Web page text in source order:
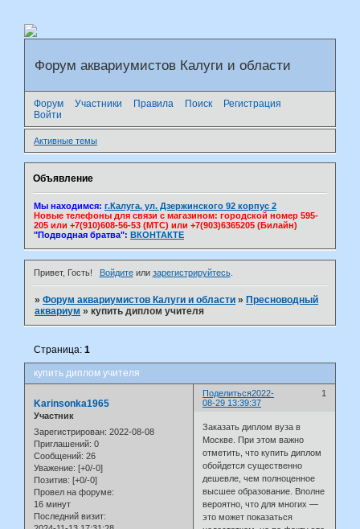
Форум аквариумистов Калуги и области
Форум Участники Правила Поиск
Регистрация
Войти
Активные темы
Объявление
Мы находимся: г.Калуга, ул. Дзержинского 92 корпус 2
Новые телефоны для связи с магазином: городской номер 595-
205 или +7(910)608-56-53 (МТС) или +7(903)6365205 (Билайн)
"Подводная братва": ВКОНТАКТЕ
Привет, Гость! Войдитеили зарегистрируйтесь.
»Форум аквариумистов Калуги и области » Пресноводный
аквариум »купить диплом учителя
купить диплом учителя
Страница:1
Поделиться 1
2022-
08-29 13:39:37
Karinsonka1965
Участник
Зарегистрирован: 2022-08-08
Приглашений: 0
Сообщений: 26
Уважение: [+0/-0]
Позитив: [+0/-0]
Провел на форуме:
16 минут
Последний визит:
Заказать диплом вуза в
Москве. При этом важно
отметить, что купить диплом
обойдется существенно
дешевле, чем полноценное
высшее образование. Вполне
вероятно, что для многих —
это может показаться